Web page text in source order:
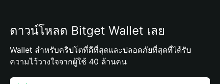
ดาวน์โหลด Bitget Wallet เลย
Wallet สำหรับคริปโตที่ดีที่สุดและปลอดภัยที่สุดที่ได้รับ
ความไว้วางใจจากผู้ใช้ 40 ล้านคน